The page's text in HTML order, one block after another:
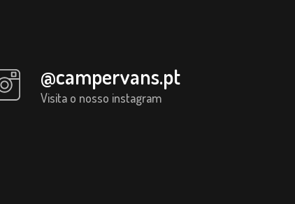
@campervans.pt
Visita o nosso instagram